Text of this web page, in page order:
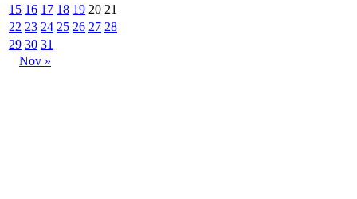
15 16 17 18 19 20 21
22 23 24 25 26 27 28
29 30 31
Nov »